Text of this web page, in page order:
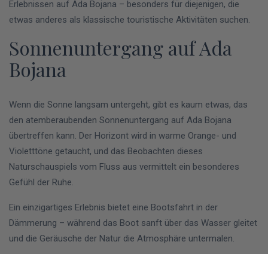
Erlebnissen auf Ada Bojana – besonders für diejenigen, die
etwas anderes als klassische touristische Aktivitäten suchen.
Sonnenuntergang auf Ada
Bojana
Wenn die Sonne langsam untergeht, gibt es kaum etwas, das
den atemberaubenden Sonnenuntergang auf Ada Bojana
übertreffen kann. Der Horizont wird in warme Orange- und
Violetttöne getaucht, und das Beobachten dieses
Naturschauspiels vom Fluss aus vermittelt ein besonderes
Gefühl der Ruhe.
Ein einzigartiges Erlebnis bietet eine Bootsfahrt in der
Dämmerung – während das Boot sanft über das Wasser gleitet
und die Geräusche der Natur die Atmosphäre untermalen.